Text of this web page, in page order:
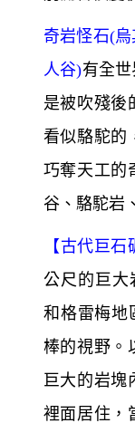
奇岩怪石(
人谷)有全
是被吹殘後
看似駱駝的
巧奪天工的
谷、駱駝岩
【古代巨石
公尺的巨大
和格雷梅地
棒的視野。
巨大的岩塊
裡面居住，